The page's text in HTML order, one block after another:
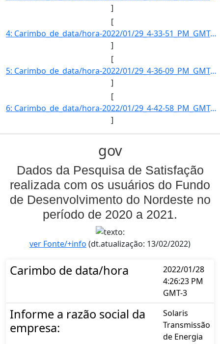
]
[
4: Carimbo_de_data/hora-2022/01/29_4-33-51_PM_GMT-3-Informe_a_razao_social_da_empresa--Sao_Francisco_Tr]
]
[
5: Carimbo_de_data/hora-2022/01/29_4-36-09_PM_GMT-3-Informe_a_razao_social_da_empresa--Borborema_Transm]
]
[
6: Carimbo_de_data/hora-2022/01/29_4-42-58_PM_GMT-3-Informe_a_razao_social_da_empresa--Ventos_de_Sao_Fe]
]
gov
Dados da Pesquisa de Satisfação
realizada com os usuários do Fundo
de Desenvolvimento do Nordeste no
período de 2020 a 2021.
ver Fonte/+info (dt.atualização: 13/02/2022)
Carimbo de data/hora
2022/01/28
4:26:23 PM
GMT-3
Informe a razão social da
empresa:
Solaris
Transmissão
de Energia